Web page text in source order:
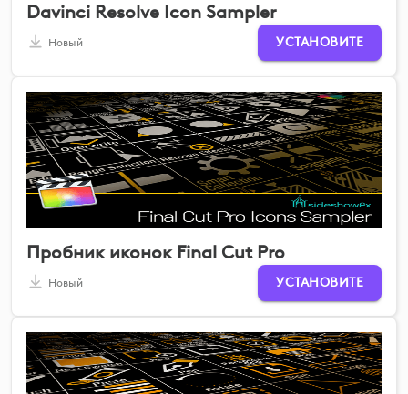
Davinci Resolve Icon Sampler
Новый УСТАНОВИТЕ
Пробник иконок Final Cut Pro
Новый УСТАНОВИТЕ